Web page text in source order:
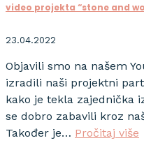
video projekta “stone and
23.04.2022
Objavili smo na našem
izradili naši projektni
kako je tekla zajednička
se dobro zabavili kroz
Također je… Pročitaj više